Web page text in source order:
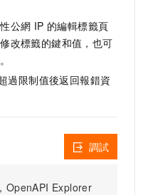
公網 IP 的編輯標籤頁
改標籤的鍵和值，也可
過限制值後返回報錯資
OpenAPI Explorer
調試